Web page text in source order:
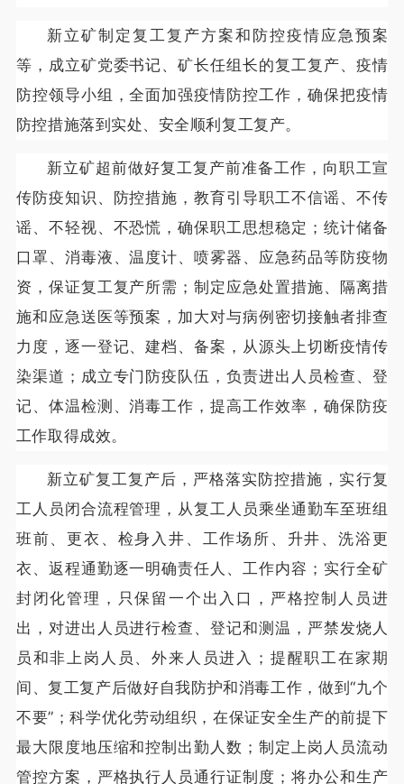
新立矿制定复工复产方案和防控疫情应急预案
等，成立矿党委书记、矿长任组长的复工复产、疫情
防控领导小组，全面加强疫情防控工作，确保把疫情
防控措施落到实处、安全顺利复工复产。
新立矿超前做好复工复产前准备工作，向职工宣
传防疫知识、防控措施，教育引导职工不信谣、不传
谣、不轻视、不恐慌，确保职工思想稳定；统计储备
口罩、消毒液、温度计、喷雾器、应急药品等防疫物
资，保证复工复产所需；制定应急处置措施、隔离措
施和应急送医等预案，加大对与病例密切接触者排查
力度，逐一登记、建档、备案，从源头上切断疫情传
染渠道；成立专门防疫队伍，负责进出人员检查、登
记、体温检测、消毒工作，提高工作效率，确保防疫
工作取得成效。
新立矿复工复产后，严格落实防控措施，实行复
工人员闭合流程管理，从复工人员乘坐通勤车至班组
班前、更衣、检身入井、工作场所、升井、洗浴更
衣、返程通勤逐一明确责任人、工作内容；实行全矿
封闭化管理，只保留一个出入口，严格控制人员进
出，对进出人员进行检查、登记和测温，严禁发烧人
员和非上岗人员、外来人员进入；提醒职工在家期
间、复工复产后做好自我防护和消毒工作，做到“九个
不要”；科学优化劳动组织，在保证安全生产的前提下
最大限度地压缩和控制出勤人数；制定上岗人员流动
管控方案，严格执行人员通行证制度；将办公和生产